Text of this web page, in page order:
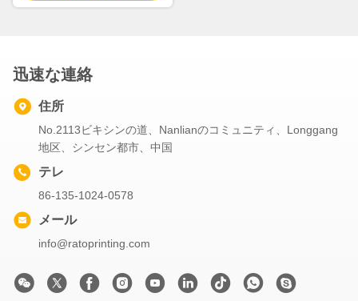
迅速な連絡
住所
No.2113ビキシンの道、Nanlianのコミュニティ、Longgang
地区、シンセン都市、中国
テレ
86-135-1024-0578
メール
info@ratoprinting.com